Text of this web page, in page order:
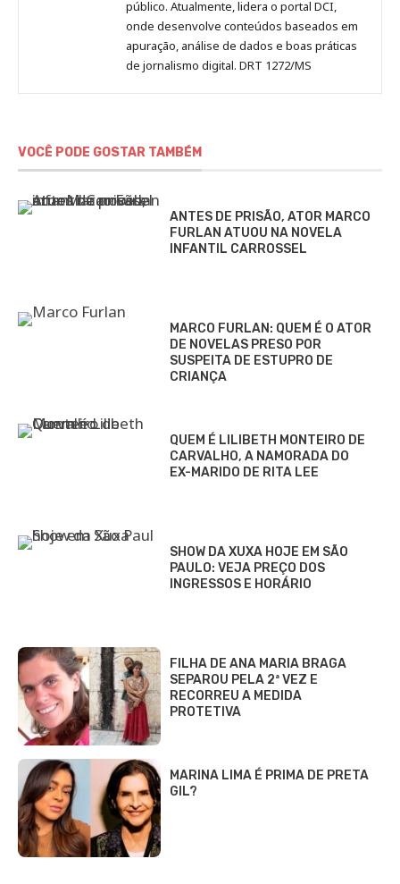
público. Atualmente, lidera o portal DCI,
onde desenvolve conteúdos baseados em
apuração, análise de dados e boas práticas
de jornalismo digital. DRT 1272/MS
VOCÊ PODE GOSTAR TAMBÉM
ANTES DE PRISÃO, ATOR MARCO
FURLAN ATUOU NA NOVELA
INFANTIL CARROSSEL
MARCO FURLAN: QUEM É O ATOR
DE NOVELAS PRESO POR
SUSPEITA DE ESTUPRO DE
CRIANÇA
QUEM É LILIBETH MONTEIRO DE
CARVALHO, A NAMORADA DO
EX-MARIDO DE RITA LEE
SHOW DA XUXA HOJE EM SÃO
PAULO: VEJA PREÇO DOS
INGRESSOS E HORÁRIO
FILHA DE ANA MARIA BRAGA
SEPAROU PELA 2ª VEZ E
RECORREU A MEDIDA
PROTETIVA
MARINA LIMA É PRIMA DE PRETA
GIL?